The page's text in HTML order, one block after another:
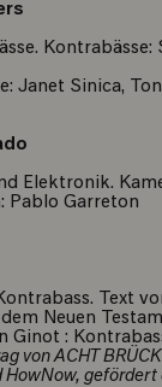
Kontrabässe:
Janet Sinica,
Elektronik.
Pablo Garreton
Text
Neuen
Ginot :
von ACHT
gefördert